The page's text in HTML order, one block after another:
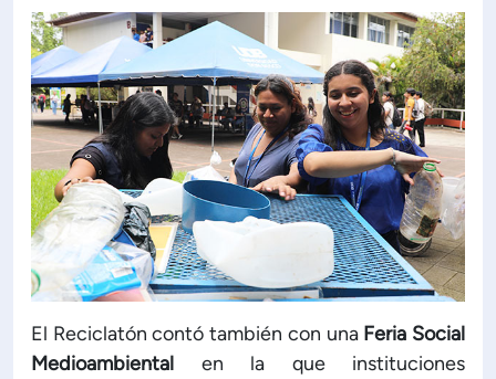
El Reciclatón contó también con una Feria Social
Medioambiental en la que instituciones